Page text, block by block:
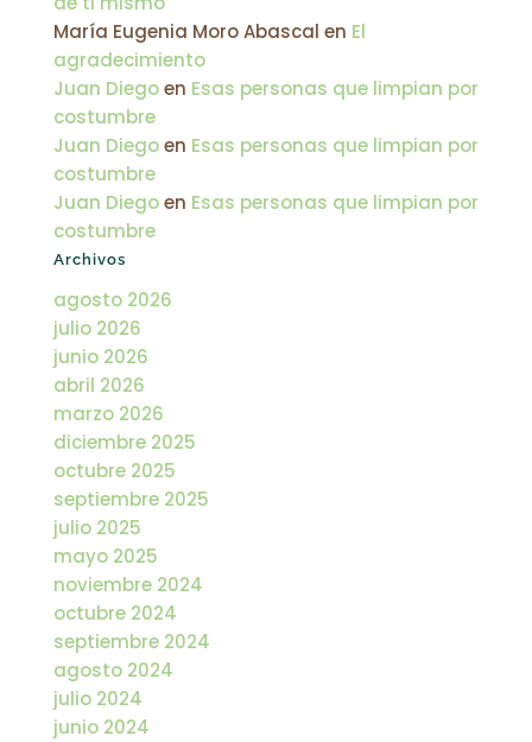
María Eugenia Moro Abascal en El
agradecimiento
Juan Diegoen Esas personas que limpian por
costumbre
Juan Diegoen Esas personas que limpian por
costumbre
Juan Diegoen Esas personas que limpian por
costumbre
Archivos
agosto 2026
julio 2026
junio 2026
abril 2026
marzo 2026
diciembre 2025
octubre 2025
septiembre 2025
julio 2025
mayo 2025
noviembre 2024
octubre 2024
septiembre 2024
agosto 2024
julio 2024
junio 2024